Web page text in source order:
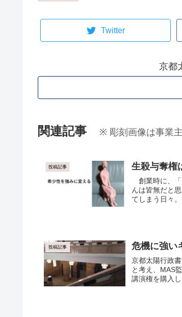
Twitter
京都
関連記事 ※ 彫刻画像は事業
投稿記事 生殺与奪権
創業時に、「
んは皆無だと
てしまう日々
投稿記事 危機に強い
京都太陽行政
と考え、MAS
講演権を購入